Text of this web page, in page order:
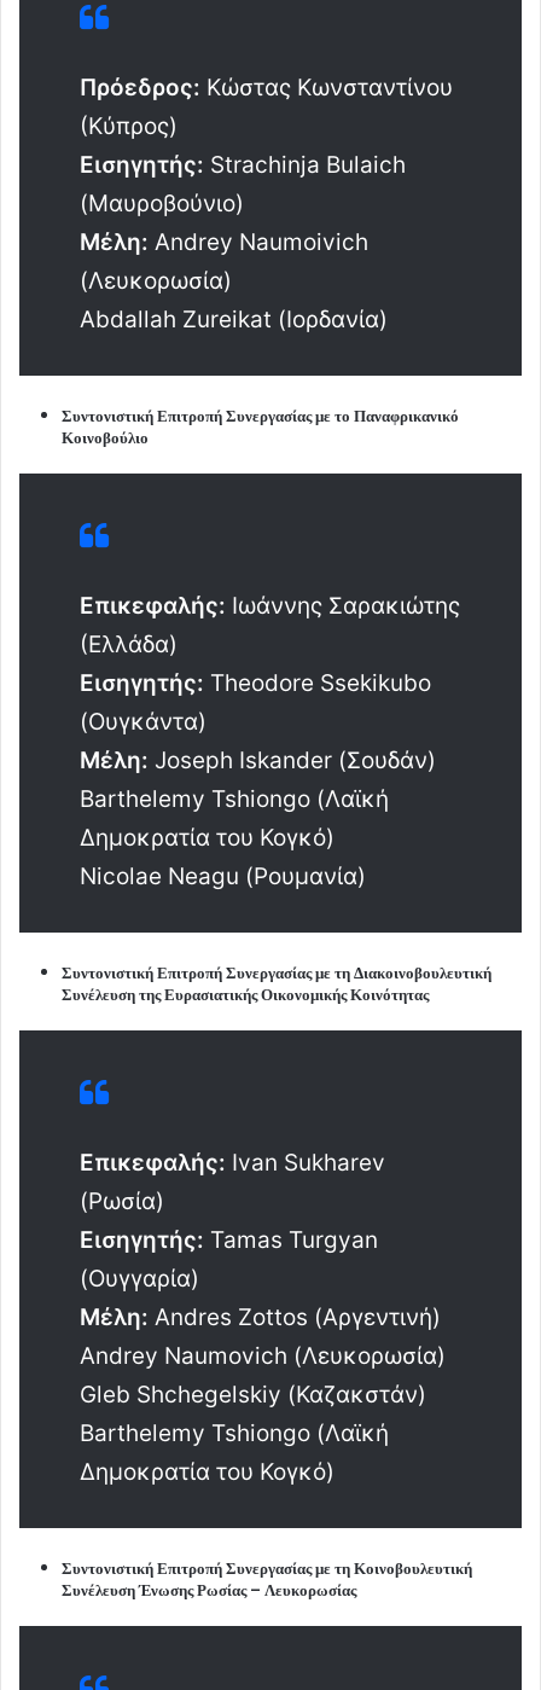
Πρόεδρος: Κώστας Κωνσταντίνου
(Κύπρος)
Εισηγητής: Strachinja Bulaich
(Μαυροβούνιο)
Μέλη: Andrey Naumoivich
(Λευκορωσία)
Abdallah Zureikat (Ιορδανία)
Συντονιστική Επιτροπή Συνεργασίας με το Παναφρικανικό
Κοινοβούλιο
Επικεφαλής: Ιωάννης Σαρακιώτης
(Ελλάδα)
Εισηγητής: Theodore Ssekikubo
(Ουγκάντα)
Μέλη: Joseph Iskander (Σουδάν)
Barthelemy Tshiongo (Λαϊκή
Δημοκρατία του Κογκό)
Nicolae Neagu (Ρουμανία)
Συντονιστική Επιτροπή Συνεργασίας με τη Διακοινοβουλευτική
Συνέλευση της Ευρασιατικής Οικονομικής Κοινότητας
Επικεφαλής: Ivan Sukharev
(Ρωσία)
Εισηγητής: Tamas Turgyan
(Ουγγαρία)
Μέλη: Andres Zottos (Αργεντινή)
Andrey Naumovich (Λευκορωσία)
Gleb Shchegelskiy (Καζακστάν)
Barthelemy Tshiongo (Λαϊκή
Δημοκρατία του Κογκό)
Συντονιστική Επιτροπή Συνεργασίας με τη Κοινοβουλευτική
Συνέλευση Ένωσης Ρωσίας – Λευκορωσίας